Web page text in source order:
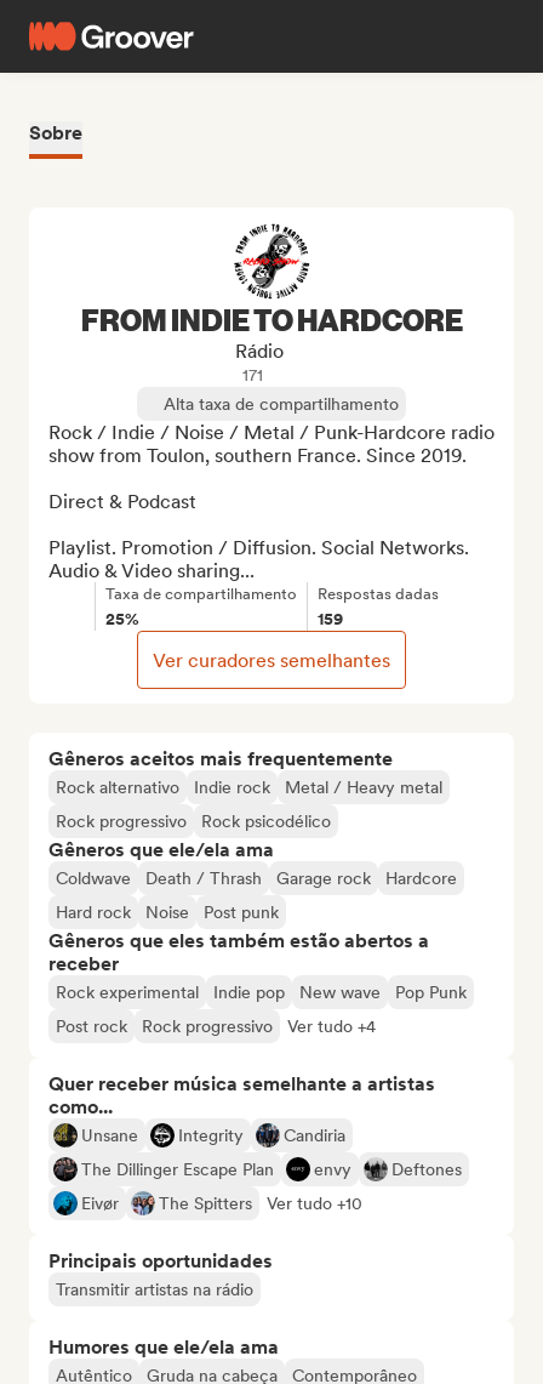
Sobre
Gêneros aceitos mais frequentemente
Rock alternativo Indie rock
Metal / Heavy metal
Rock progressivo
Rock psicodélico
Gêneros que ele/ela ama
Coldwave Death / Thrash Garage rock
Hardcore
Hard rock
Noise Post punk
Gêneros que eles também estão abertos a
receber
Rock experimental Indie pop New wave
Pop Punk
Post rock
Rock progressivo Ver tudo +4
Quer receber música semelhante a artistas
como...
Unsane Integrity
Candiria
The Dillinger Escape Plan
envy
Deftones
Eivør
The Spitters Ver tudo +10
Principais oportunidades
Transmitir artistas na rádio
Humores que ele/ela ama
Autêntico Gruda na cabeça
Contemporâneo
FROM INDIE TO HARDCORE
Rádio
171
Alta taxa de compartilhamento
Rock / Indie / Noise / Metal / Punk-Hardcore radio
show from Toulon, southern France. Since 2019.
Direct & Podcast
Playlist. Promotion / Diffusion. Social Networks.
Audio & Video sharing...
Taxa de compartilhamento
25%
Respostas dadas
159
Ver curadores semelhantes